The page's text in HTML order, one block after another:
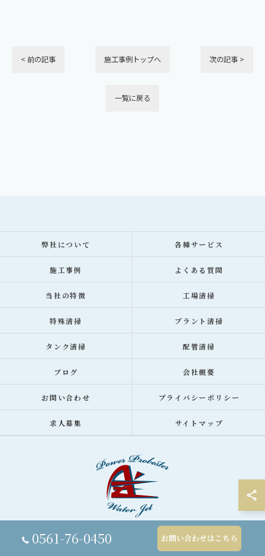
< 前の記事 施工事例トップへ 次の記事 >
一覧に戻る
0561-76-0450 お問い合わせはこちら
弊社について 各種サービス
施工事例 よくある質問
当社の特徴 工場清掃
特殊清掃 プラント清掃
タンク清掃 配管清掃
ブログ 会社概要
お問い合わせ プライバシーポリシー
求人募集 サイトマップ
© 2026 愛知県の清掃業者なら株式会社エーゼット ALL RIGHTS RESERVED.